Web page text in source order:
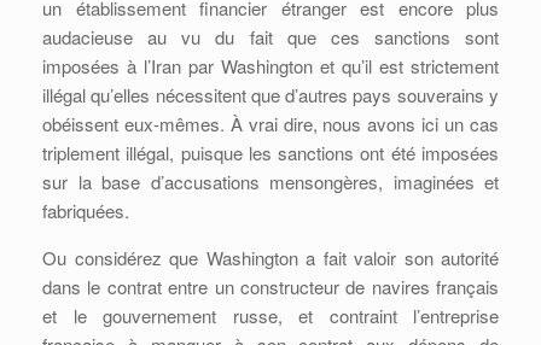
un établissement financier étranger est encore plus
audacieuse au vu du fait que ces sanctions sont
imposées à l’Iran par Washington et qu’il est strictement
illégal qu’elles nécessitent que d’autres pays souverains y
obéissent eux-mêmes. À vrai dire, nous avons ici un cas
triplement illégal, puisque les sanctions ont été imposées
sur la base d’accusations mensongères, imaginées et
fabriquées.
Ou considérez que Washington a fait valoir son autorité
dans le contrat entre un constructeur de navires français
et le gouvernement russe, et contraint l’entreprise